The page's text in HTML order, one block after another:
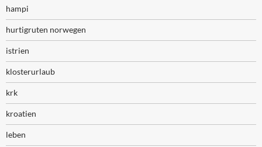
hampi
hurtigruten norwegen
istrien
klosterurlaub
krk
kroatien
leben